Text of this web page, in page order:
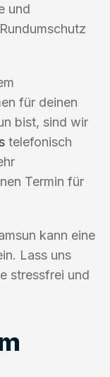
und
für deinen
bist, sind wir
telefonisch
Termin für
kann eine
Lass uns
stressfrei und